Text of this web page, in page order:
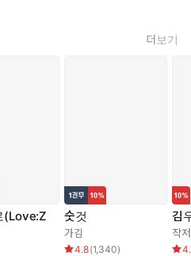
더보기
(Love:Z
숫것
가김
4.8(1,340)
김
작저